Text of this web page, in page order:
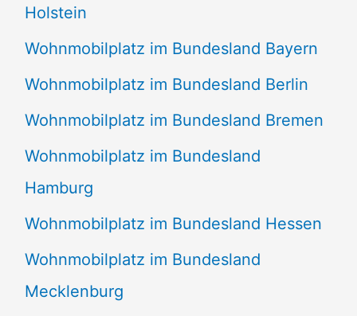
Holstein
Wohnmobilplatz im Bundesland Bayern
Wohnmobilplatz im Bundesland Berlin
Wohnmobilplatz im Bundesland Bremen
Wohnmobilplatz im Bundesland
Hamburg
Wohnmobilplatz im Bundesland Hessen
Wohnmobilplatz im Bundesland
Mecklenburg